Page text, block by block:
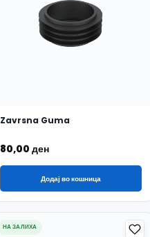
Zavrsna Guma
80,00 ден
Додај во кошница
НА ЗАЛИХА